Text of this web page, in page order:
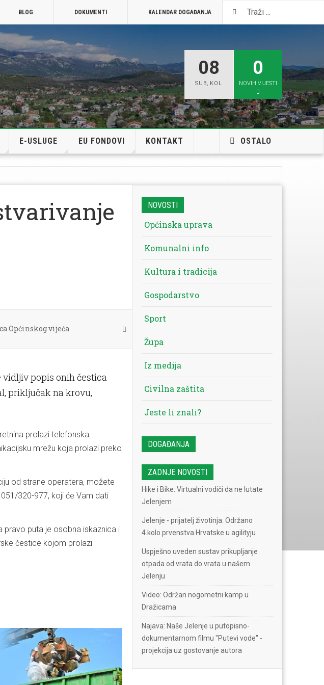
BLOG DOKUMENTI KALENDAR DOGAĐANJA VISIT JELENJE
08
SUB, KOL
0
NOVIH VIJESTI
E-USLUGE EU FONDOVI KONTAKT OSTALO
Općinskog vijeća
vidljiv popis onih čestica
priključak na krovu,
prolazi telefonska
mrežu koja prolazi preko
od strane operatera, možete
320-977, koji će Vam dati
pravo puta je osobna iskaznica i
čestice kojom prolazi
NOVOSTI
Općinska uprava
Komunalni info
Kultura i tradicija
Gospodarstvo
Sport
Župa
Iz medija
Civilna zaštita
Jeste li znali?
DOGAĐANJA
ZADNJE NOVOSTI
Hike i Bike: Virtualni vodiči da ne lutate
Jelenjem
Jelenje - prijatelj životinja: Održano
4.kolo prvenstva Hrvatske u agilityju
Uspješno uveden sustav prikupljanje
otpada od vrata do vrata u našem
Jelenju
Video: Održan nogometni kamp u
Dražicama
Najava: Naše Jelenje u putopisno-
dokumentarnom filmu "Putevi vode" -
projekcija uz gostovanje autora